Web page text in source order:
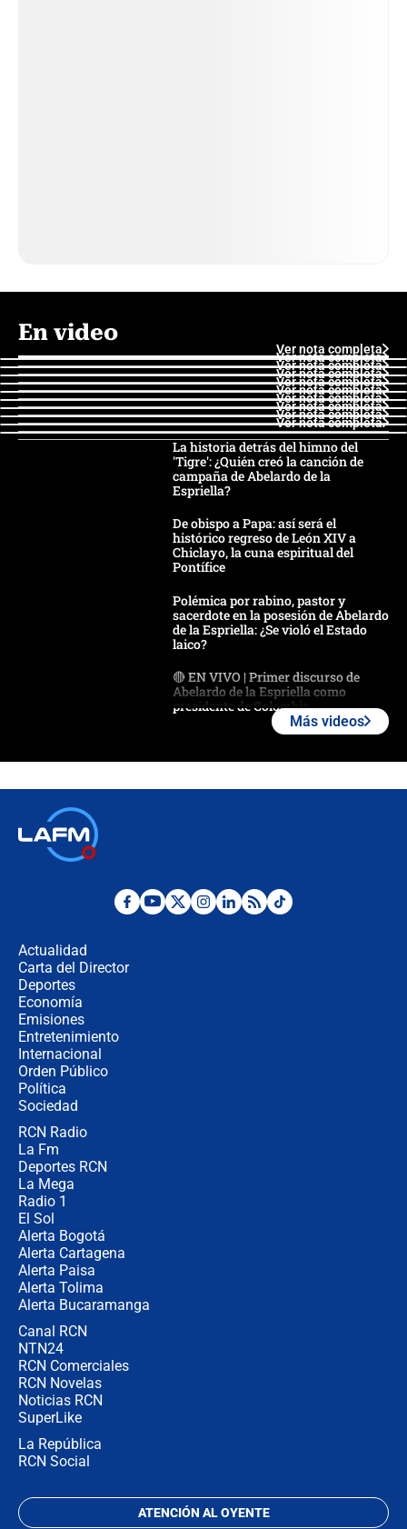
En video
Ver nota completa
Ver nota completa
Ver nota completa
Ver nota completa
Ver nota completa
Ver nota completa
Ver nota completa
Ver nota completa
Ver nota completa
Ver nota completa
La historia detrás del himno del
'Tigre': ¿Quién creó la canción de
campaña de Abelardo de la
Espriella?
De obispo a Papa: así será el
histórico regreso de León XIV a
Chiclayo, la cuna espiritual del
Pontífice
Polémica por rabino, pastor y
sacerdote en la posesión de Abelardo
de la Espriella: ¿Se violó el Estado
laico?
🔴 EN VIVO | Primer discurso de
Abelardo de la Espriella como
presidente de Colombia
Desde dermatitis hasta infecciones:
Más videos
Actualidad
Carta del Director
Deportes
Economía
Emisiones
Entretenimiento
Internacional
Orden Público
Política
Sociedad
RCN Radio
La Fm
Deportes RCN
La Mega
Radio 1
El Sol
Alerta Bogotá
Alerta Cartagena
Alerta Paisa
Alerta Tolima
Alerta Bucaramanga
Canal RCN
NTN24
RCN Comerciales
RCN Novelas
Noticias RCN
SuperLike
La República
RCN Social
ATENCIÓN AL OYENTE